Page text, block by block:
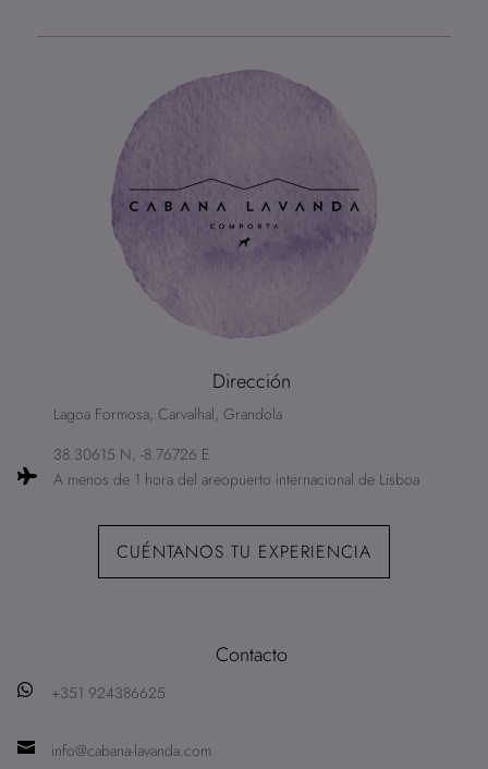
Dirección
Lagoa Formosa, Carvalhal, Grandola
38.30615 N, -8.76726 E
 A menos de 1 hora del areopuerto internacional de Lisboa
CUÉNTANOS TU EXPERIENCIA
Contacto
 +351 924386625

info@cabana-lavanda.com